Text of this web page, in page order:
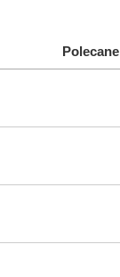
Polecane